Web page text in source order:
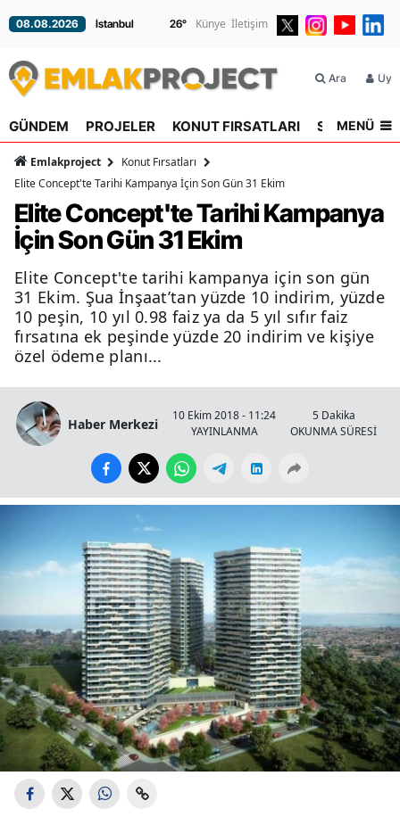
08.08.2026 26° Künye İletişim
Ara
GÜNDEM PROJELER KONUT FIRSATLARI SEKTÖR
MENÜ
Emlakproject
Konut Fırsatları
Elite Concept'te Tarihi Kampanya İçin Son Gün 31 Ekim
Elite Concept'te Tarihi Kampanya
İçin Son Gün 31 Ekim
Elite Concept'te tarihi kampanya için son gün
31 Ekim. Şua İnşaat’tan yüzde 10 indirim, yüzde
10 peşin, 10 yıl 0.98 faiz ya da 5 yıl sıfır faiz
fırsatına ek peşinde yüzde 20 indirim ve kişiye
özel ödeme planı...
Haber Merkezi
10 Ekim 2018 - 11:24
YAYINLANMA
5 Dakika
OKUNMA SÜRESİ